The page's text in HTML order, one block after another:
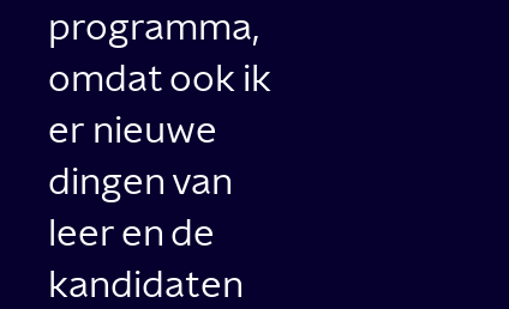
programma,
omdat ook ik
er nieuwe
dingen van
leer en de
kandidaten